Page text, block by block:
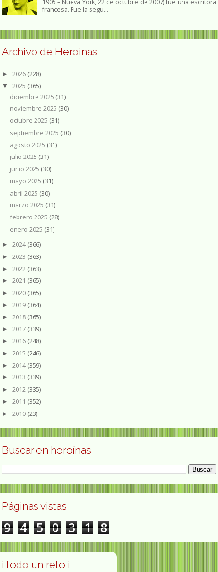
1905 – Nueva York, 22 de octubre de 2007) fue una escritora
francesa. Fue la segu...
Archivo de Heroinas
► 2026 (228)
▼ 2025 (365)
diciembre 2025 (31)
noviembre 2025 (30)
octubre 2025 (31)
septiembre 2025 (30)
agosto 2025 (31)
julio 2025 (31)
junio 2025 (30)
mayo 2025 (31)
abril 2025 (30)
marzo 2025 (31)
febrero 2025 (28)
enero 2025 (31)
► 2024(366)
► 2023 (363)
► 2022 (363)
► 2021 (365)
► 2020 (365)
► 2019 (364)
► 2018 (365)
► 2017 (339)
► 2016 (248)
► 2015 (246)
► 2014(359)
► 2013 (339)
► 2012 (335)
► 2011 (352)
► 2010 (23)
Buscar en heroínas
Páginas vistas
9 4 5 0 3 1 8
¡Todo un reto ¡